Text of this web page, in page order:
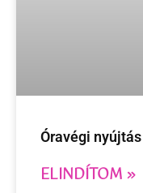
Óravégi nyújtás
ELINDÍTOM »